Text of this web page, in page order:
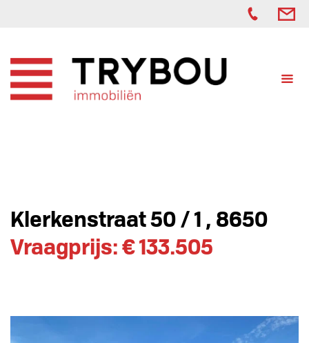
Klerkenstraat 50 / 1 , 8650
Vraagprijs: € 133.505